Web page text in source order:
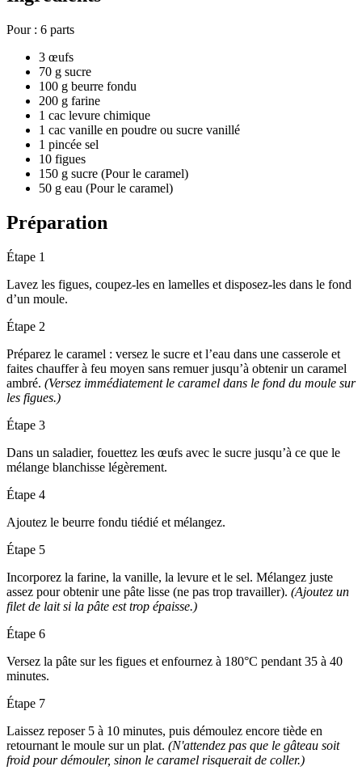
Pour : 6 parts
3 œufs
70 g sucre
100 g beurre fondu
200 g farine
1 cac levure chimique
1 cac vanille en poudre ou sucre vanillé
1 pincée sel
10 figues
150 g sucre (Pour le caramel)
50 g eau (Pour le caramel)
Préparation
Étape 1
Lavez les figues, coupez-les en lamelles et disposez-les dans le fond
d’un moule.
Étape 2
Préparez le caramel : versez le sucre et l’eau dans une casserole et
faites chauffer à feu moyen sans remuer jusqu’à obtenir un caramel
ambré. (Versez immédiatement le caramel dans le fond du moule sur
les figues.)
Étape 3
Dans un saladier, fouettez les œufs avec le sucre jusqu’à ce que le
mélange blanchisse légèrement.
Étape 4
Ajoutez le beurre fondu tiédié et mélangez.
Étape 5
Incorporez la farine, la vanille, la levure et le sel. Mélangez juste
assez pour obtenir une pâte lisse (ne pas trop travailler). (Ajoutez un
filet de lait si la pâte est trop épaisse.)
Étape 6
Versez la pâte sur les figues et enfournez à 180°C pendant 35 à 40
minutes.
Étape 7
Laissez reposer 5 à 10 minutes, puis démoulez encore tiède en
retournant le moule sur un plat. (N'attendez pas que le gâteau soit
froid pour démouler, sinon le caramel risquerait de coller.)